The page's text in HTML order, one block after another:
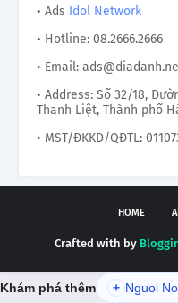
• Ads Idol Network
• Hotline: 08.2666.2666
• Email:
• Address: Số 32/18,
Thanh Liệt, Thành phố
• MST/ĐKKD/QĐTL:
HOME
Crafted with by
Khám phá thêm + Nguoi